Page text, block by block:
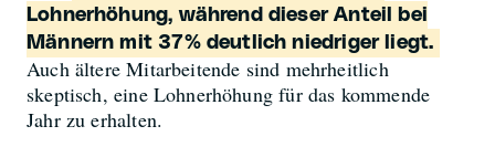
Lohnerhöhung, während dieser Anteil bei
Männern mit 37% deutlich niedriger liegt.
Auch ältere Mitarbeitende sind mehrheitlich
skeptisch, eine Lohnerhöhung für das kommende
Jahr zu erhalten.